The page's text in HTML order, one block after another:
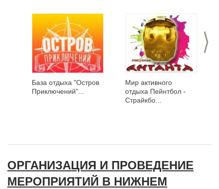
>
База отдыха "Остров
Приключений"...
Мир активного
отдыха Пейнтбол -
Страйкбо...
ОРГАНИЗАЦИЯ И ПРОВЕДЕНИЕ
МЕРОПРИЯТИЙ В НИЖНЕМ